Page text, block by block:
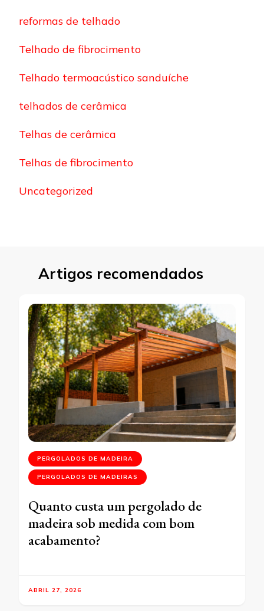
reformas de telhado
Telhado de fibrocimento
Telhado termoacústico sanduíche
telhados de cerâmica
Telhas de cerâmica
Telhas de fibrocimento
Uncategorized
Artigos recomendados
PERGOLADOS DE MADEIRA
PERGOLADOS DE MADEIRAS
Quanto custa um pergolado de
madeira sob medida com bom
acabamento?
ABRIL 27, 2026